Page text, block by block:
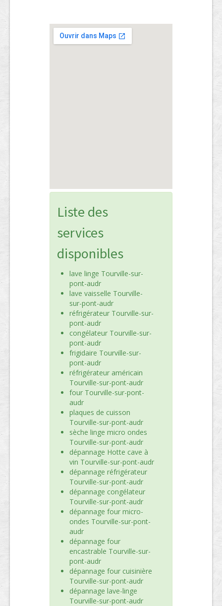
Liste des
services
disponibles
lave linge Tourville-sur-
pont-audr
lave vaisselle Tourville-
sur-pont-audr
réfrigérateur Tourville-sur-
pont-audr
congélateur Tourville-sur-
pont-audr
frigidaire Tourville-sur-
pont-audr
réfrigérateur américain
Tourville-sur-pont-audr
four Tourville-sur-pont-
audr
plaques de cuisson
Tourville-sur-pont-audr
sèche linge micro ondes
Tourville-sur-pont-audr
dépannage Hotte cave à
vin Tourville-sur-pont-audr
dépannage réfrigérateur
Tourville-sur-pont-audr
dépannage congélateur
Tourville-sur-pont-audr
dépannage four micro-
ondes Tourville-sur-pont-
audr
dépannage four
encastrable Tourville-sur-
pont-audr
dépannage four cuisinière
Tourville-sur-pont-audr
dépannage lave-linge
Tourville-sur-pont-audr